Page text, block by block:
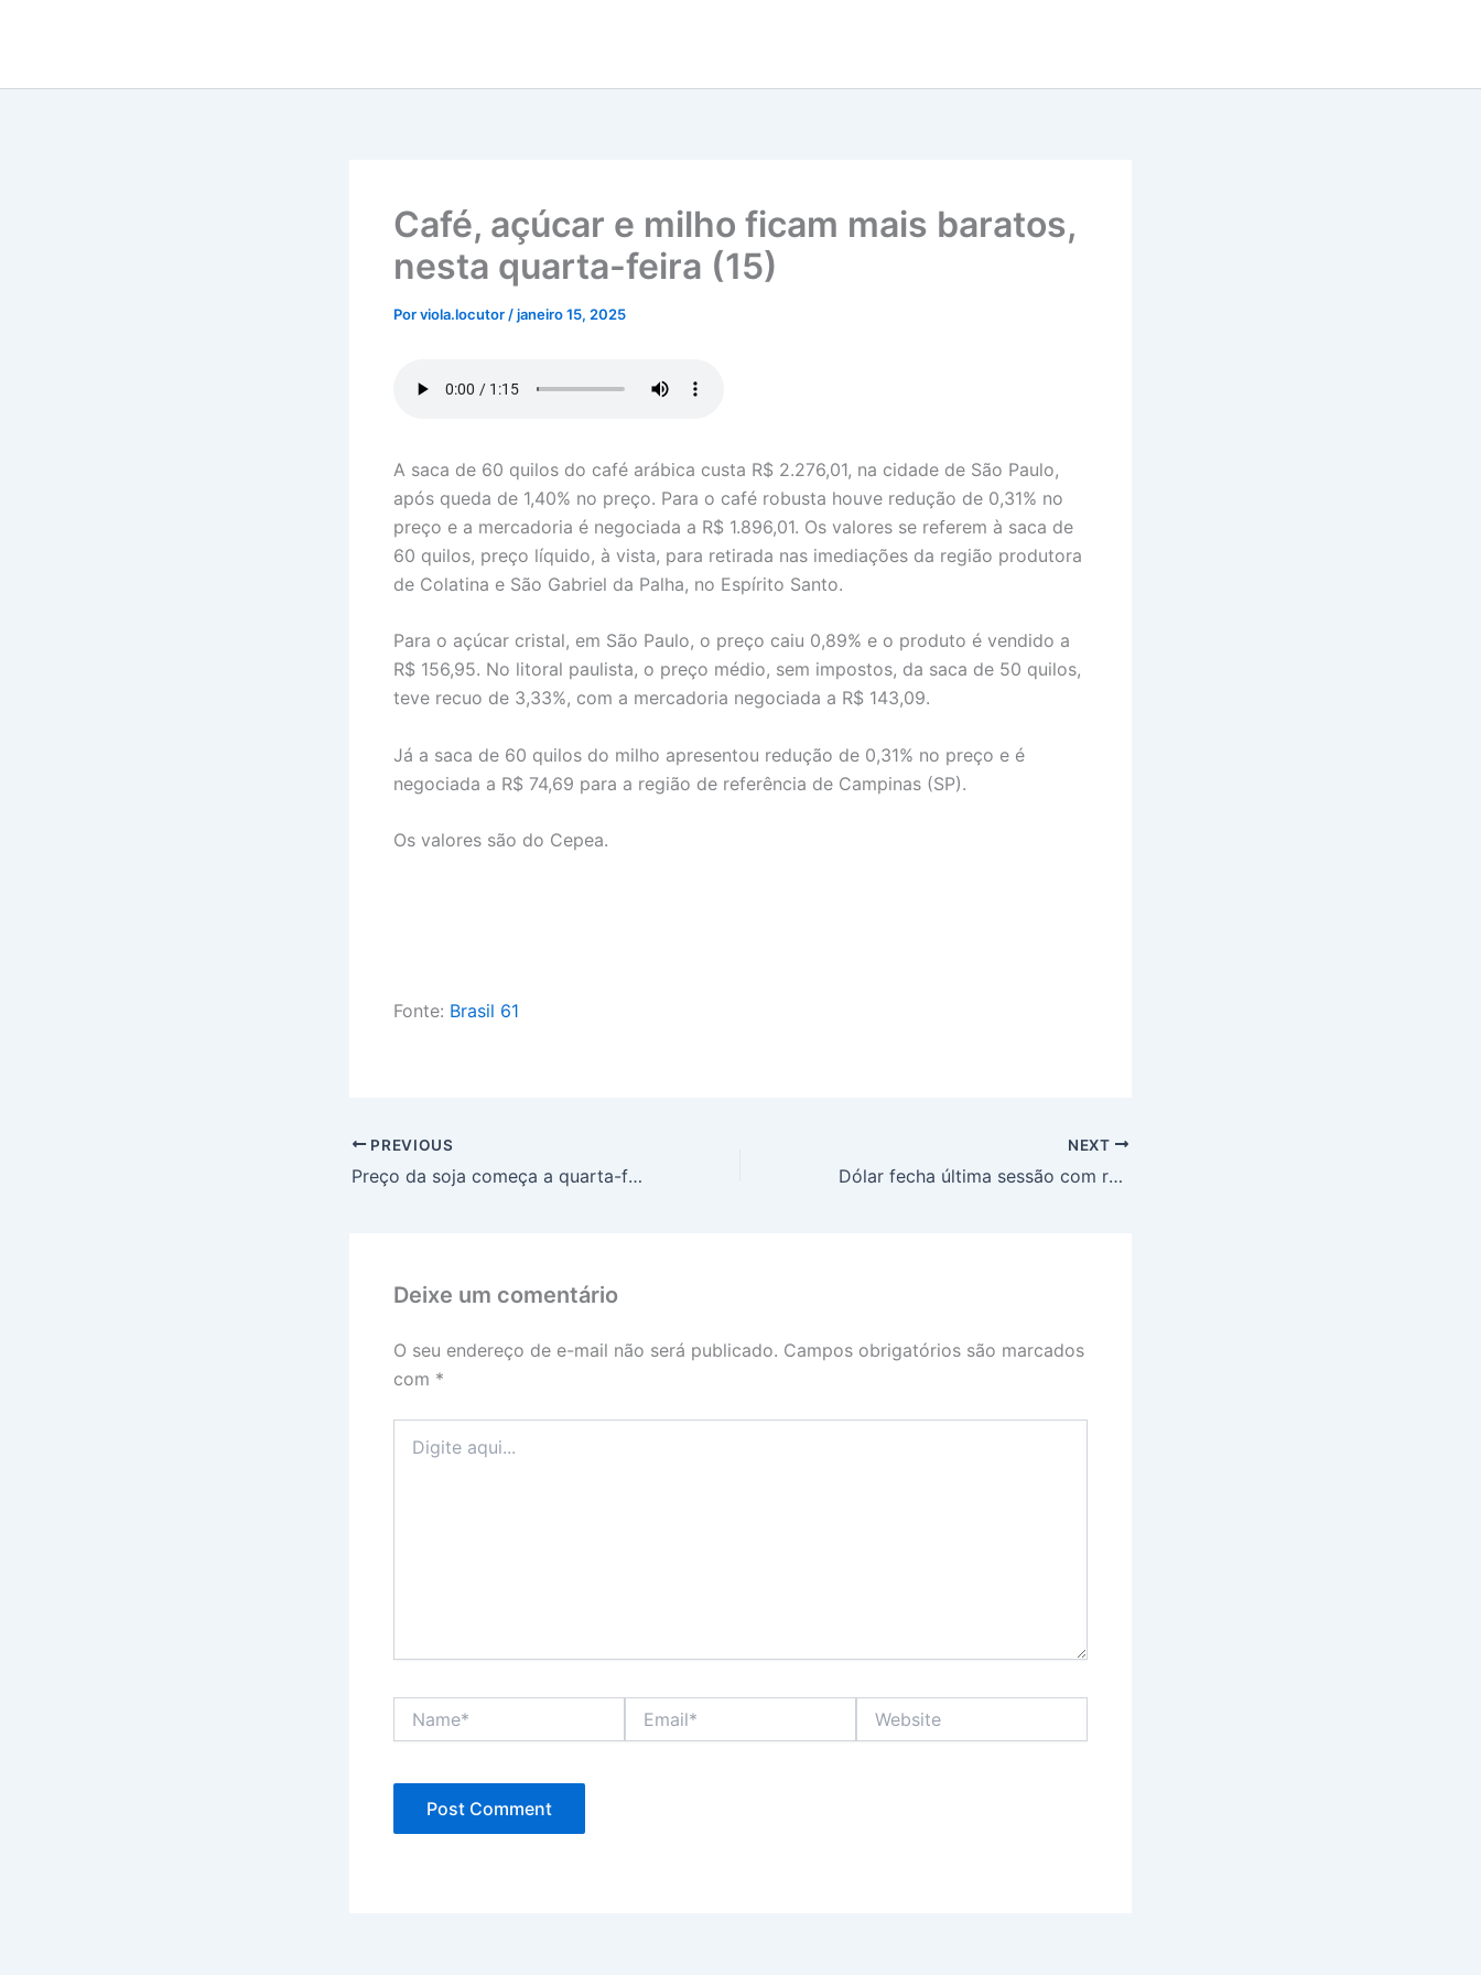
Café, açúcar e milho ficam mais baratos,
nesta quarta-feira (15)
Porviola.locutor /janeiro 15, 2025
A saca de 60 quilos do café arábica custa R$ 2.276,01, na cidade de São Paulo,
após queda de 1,40% no preço. Para o café robusta houve redução de 0,31% no
preço e a mercadoria é negociada a R$ 1.896,01. Os valores se referem à saca de
60 quilos, preço líquido, à vista, para retirada nas imediações da região produtora
de Colatina e São Gabriel da Palha, no Espírito Santo.
Para o açúcar cristal, em São Paulo, o preço caiu 0,89% e o produto é vendido a
R$ 156,95. No litoral paulista, o preço médio, sem impostos, da saca de 50 quilos,
teve recuo de 3,33%, com a mercadoria negociada a R$ 143,09.
Já a saca de 60 quilos do milho apresentou redução de 0,31% no preço e é
negociada a R$ 74,69 para a região de referência de Campinas (SP).
Os valores são do Cepea.
Fonte: Brasil 61
PREVIOUS
Preço da soja começa a quarta-feira (15) em queda, no Paraná
NEXT
Dólar fecha última sessão com recuo de 0,85%, a R$ 6,04
Deixe um comentário
O seu endereço de e-mail não será publicado. Campos obrigatórios são marcados
com *
aqui...